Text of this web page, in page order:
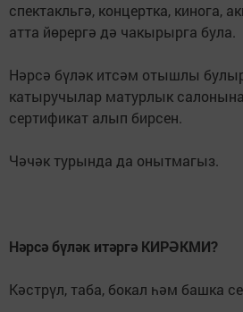
спектакльгә, концертка, кинога,
атта йөрергә дә чакырырга була.
Нәрсә бүләк итсәм отышлы
катыручылар матурлык
сертификат алып бирсен.
Чәчәк турында да онытмагыз.
Нәрсә бүләк итәргә КИРӘКМИ?
Кәстрүл, таба, бокал һәм башка